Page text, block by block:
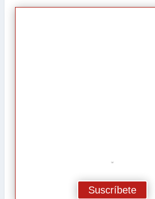
Suscríbete